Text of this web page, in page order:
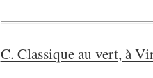
C. Classique au vert, à